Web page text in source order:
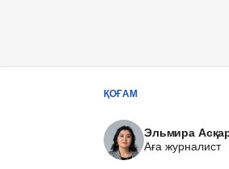
ҚОҒАМ
Эльмира
Аға журналист